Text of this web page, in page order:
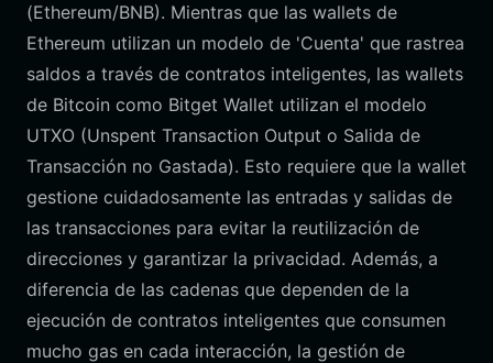
(Ethereum/BNB). Mientras que las wallets de
Ethereum utilizan un modelo de 'Cuenta' que rastrea
saldos a través de contratos inteligentes, las wallets
de Bitcoin como Bitget Wallet utilizan el modelo
UTXO (Unspent Transaction Output o Salida de
Transacción no Gastada). Esto requiere que la wallet
gestione cuidadosamente las entradas y salidas de
las transacciones para evitar la reutilización de
direcciones y garantizar la privacidad. Además, a
diferencia de las cadenas que dependen de la
ejecución de contratos inteligentes que consumen
mucho gas en cada interacción, la gestión de